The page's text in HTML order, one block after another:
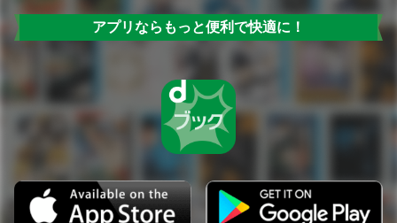
アプリならもっと便利で快適に！